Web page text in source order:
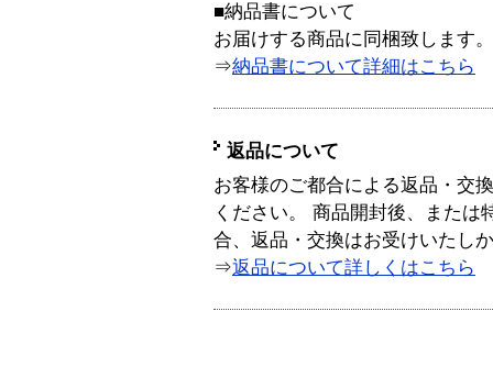
■納品書について
お届けする商品に同梱致します。
⇒納品書について詳細はこちら
返品について
お客様のご都合による返品・交
ください。 商品開封後、または
合、返品・交換はお受けいたし
⇒返品について詳しくはこちら